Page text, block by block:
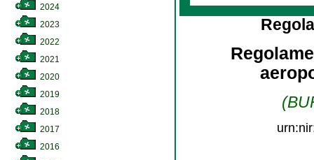
2024
2023
2022
2021
2020
2019
2018
2017
2016